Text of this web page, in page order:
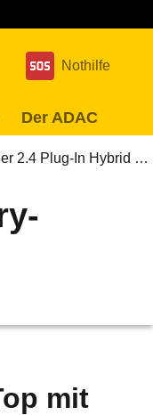
Nothilfe
Der ADAC
2.4 Plug-In Hybrid …
mit